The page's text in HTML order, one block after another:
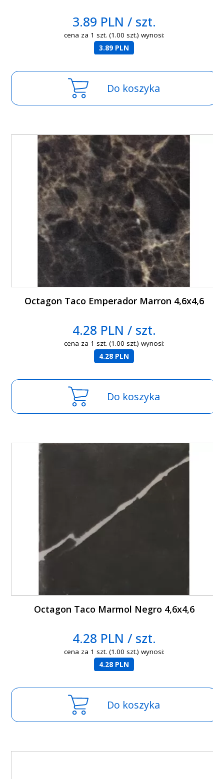
3.89 PLN / szt.
cena za 1 szt. (1.00 szt.) wynosi:
3.89 PLN
Do koszyka
Octagon Taco Emperador Marron 4,6x4,6
4.28 PLN / szt.
cena za 1 szt. (1.00 szt.) wynosi:
4.28 PLN
Do koszyka
Octagon Taco Marmol Negro 4,6x4,6
4.28 PLN / szt.
cena za 1 szt. (1.00 szt.) wynosi:
4.28 PLN
Do koszyka